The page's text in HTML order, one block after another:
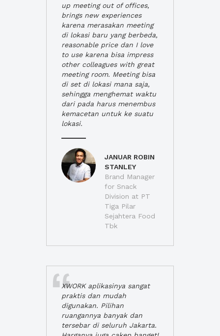
up meeting out of offices,
brings new experiences
karena merasakan meeting
di lokasi baru yang berbeda,
reasonable price dan I love
to use karena bisa impress
other colleagues with great
meeting room. Meeting bisa
di set di lokasi mana saja,
sehingga menghemat waktu
dari pada harus menembus
kemacetan untuk ke suatu
lokasi.
JANUAR ROBIN
STANLEY
Brand Manager
for Snack
Division at PT
Tiga Pilar
Sejahtera Food
Tbk
XWORK aplikasinya sangat
praktis dan mudah
digunakan. Pilihan
ruangannya banyak dan
tersebar di seluruh Jakarta.